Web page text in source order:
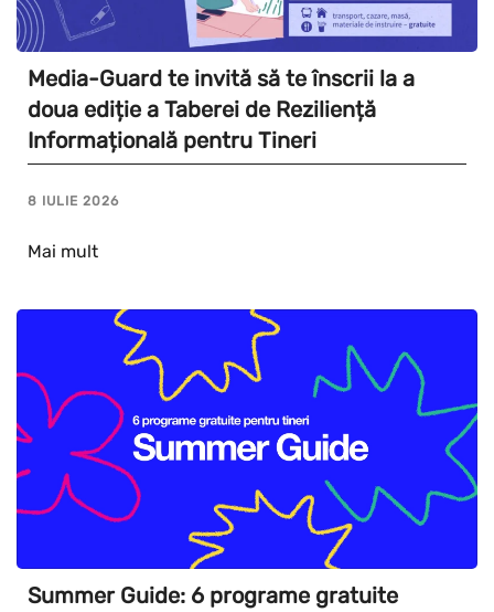
Media-Guard te invită să te înscrii la a
doua ediție a Taberei de Reziliență
Informațională pentru Tineri
8 IULIE 2026
Mai mult
Summer Guide: 6 programe gratuite